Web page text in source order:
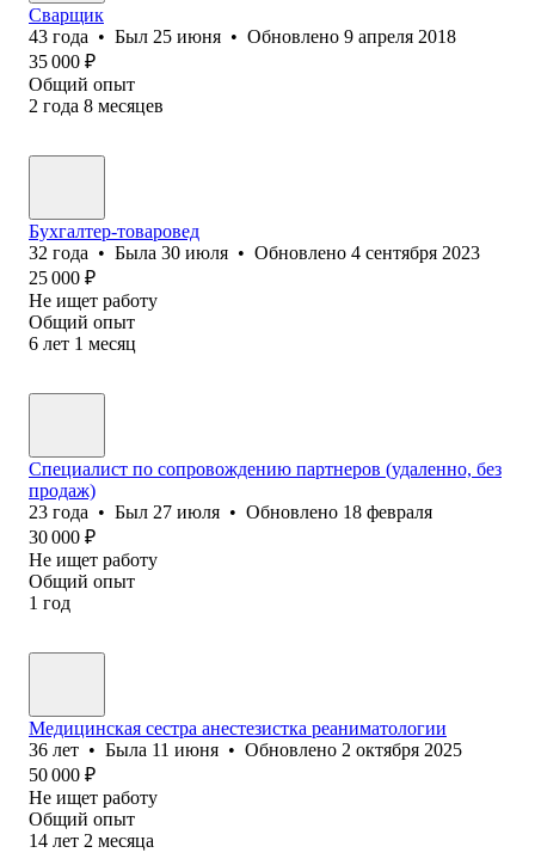
Сварщик
43 года • Был 25 июня • Обновлено 9 апреля 2018
35 000 ₽
Общий опыт
2 года 8 месяцев
Бухгалтер-товаровед
32 года • Была 30 июля • Обновлено 4 сентября 2023
25 000 ₽
Не ищет работу
Общий опыт
6 лет 1 месяц
Специалист по сопровождению партнеров (удаленно, без
продаж)
23 года • Был 27 июля • Обновлено 18 февраля
30 000 ₽
Не ищет работу
Общий опыт
1 год
Медицинская сестра анестезистка реаниматологии
36 лет • Была 11 июня • Обновлено 2 октября 2025
50 000 ₽
Не ищет работу
Общий опыт
14 лет 2 месяца